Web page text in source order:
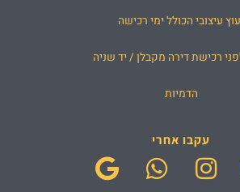
עיצובי הכולל ימי רכישה
רכישת דירה מקבלן / יד שניה
הדמיות
עקבו אחרי
I
W
G